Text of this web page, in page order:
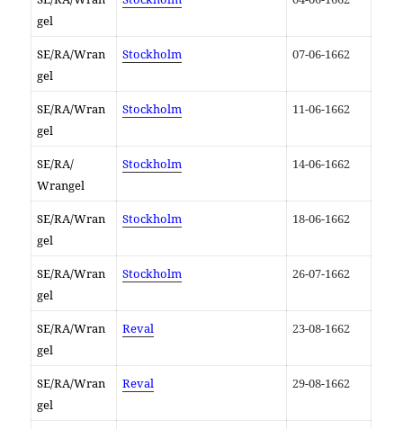
gel
SE/RA/Wran
gel
Stockholm 07-06-1662
SE/RA/Wran
gel
Stockholm 11-06-1662
SE/RA/
Wrangel
Stockholm 14-06-1662
SE/RA/Wran
gel
Stockholm 18-06-1662
SE/RA/Wran
gel
Stockholm 26-07-1662
SE/RA/Wran
gel
Reval 23-08-1662
SE/RA/Wran
gel
Reval 29-08-1662